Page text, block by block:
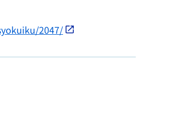
2047/